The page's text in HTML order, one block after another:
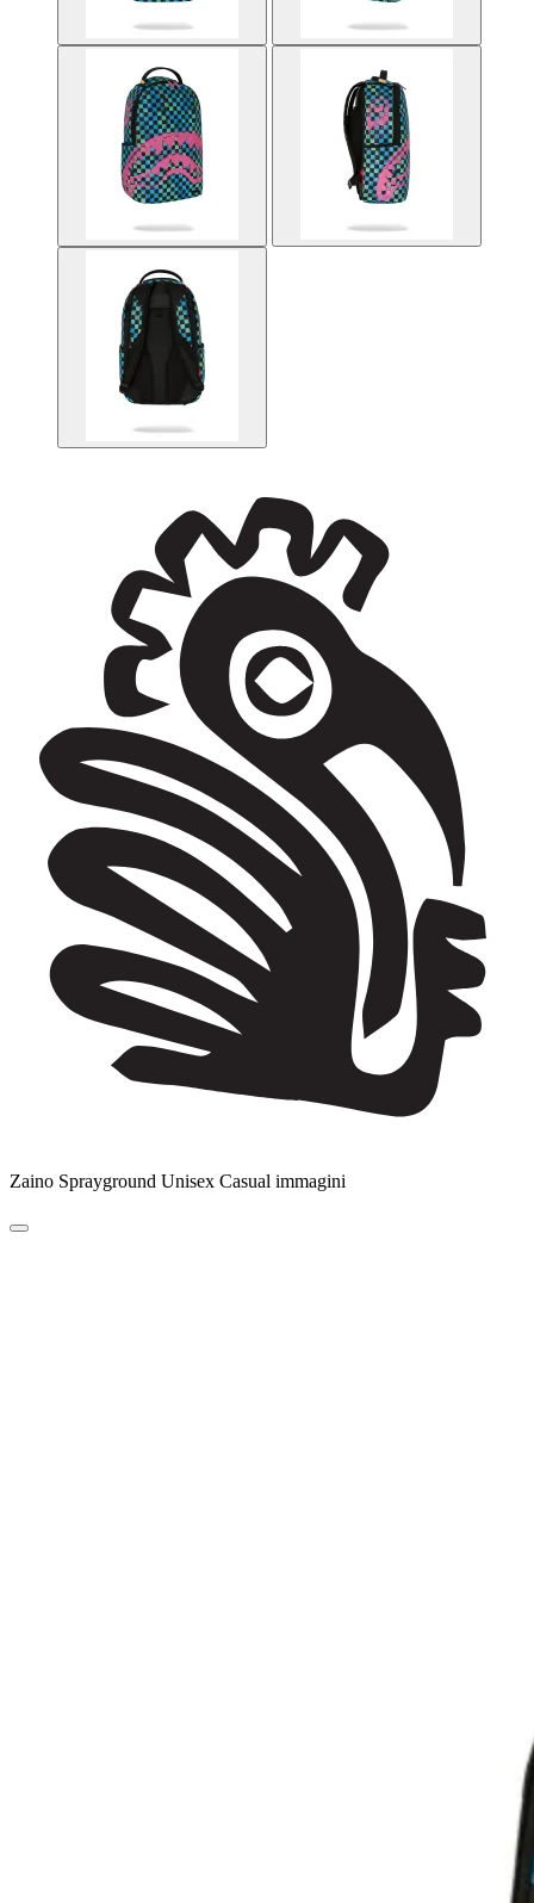
Zaino Sprayground Unisex Casual immagini